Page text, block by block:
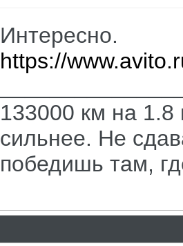
Интересно.
https://
133000 км на 1.8
сильнее. Не
победишь там,